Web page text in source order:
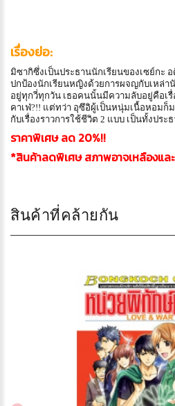
เรื่องย่อ:
มิซากิซึ่งเป็นประธานนักเรียนของเซย์กะ
ปกป้องนักเรียนหญิงด้วยการผจญกับเหล่า
อยู่ทุกวี่ทุกวัน เธอคนนั้นมีความลับอยู่คือเ
คาเฟ่?!! แต่ทว่า อุซึอิผู้เป็นหนุ่มเนื้อหอมก็ม
กับเรื่องราวการใช้ชีวิต 2 แบบ เป็นทั้งประ
ราคาพิเศษ ลด 20%!!
*สินค้าลดพิเศษ สภาพอาจเหลืองและ
สินค้าที่คล้ายกัน